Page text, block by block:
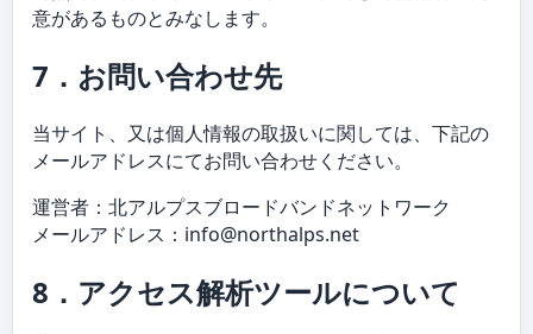
意があるものとみなします。
7．お問い合わせ先
当サイト、又は個人情報の取扱いに関しては、下記の
メールアドレスにてお問い合わせください。
運営者：北アルプスブロードバンドネットワーク
メールアドレス： info@northalps.net
8．アクセス解析ツールについて